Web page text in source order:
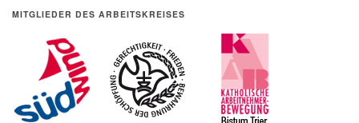
MITGLIEDER DES ARBEITSKREISES